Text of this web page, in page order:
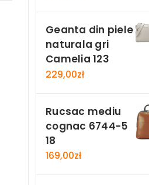
Geanta din piele
naturala gri
Camelia 123
229,00zł
Rucsac mediu
cognac 6744-5
18
169,00zł